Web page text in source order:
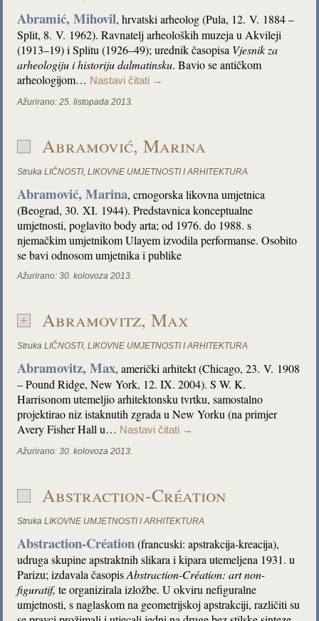
Abramić, Mihovil, hrvatski arheolog (Pula, 12. V. 1884 –
Split, 8. V. 1962). Ravnatelj arheoloških muzeja u Akvileji
(1913–19) i Splitu (1926–49); urednik časopisa Vjesnik za
arheologiju i historiju dalmatinsku. Bavio se antičkom
arheologijom… Nastavi čitati →
Ažurirano: 25. listopada 2013.
Abramović, Marina
Struka LIČNOSTI,LIKOVNE UMJETNOSTI I ARHITEKTURA
Abramović, Marina, crnogorska likovna umjetnica
(Beograd, 30. XI. 1944). Predstavnica konceptualne
umjetnosti, poglavito body arta; od 1976. do 1988. s
njemačkim umjetnikom Ulayem izvodila performanse. Osobito
se bavi odnosom umjetnika i publike
Ažurirano: 30. kolovoza 2013.
Abramovitz, Max
Struka LIČNOSTI,LIKOVNE UMJETNOSTI I ARHITEKTURA
Abramovitz, Max, američki arhitekt (Chicago, 23. V. 1908
– Pound Ridge, New York, 12. IX. 2004). S W. K.
Harrisonom utemeljio arhitektonsku tvrtku, samostalno
projektirao niz istaknutih zgrada u New Yorku (na primjer
Avery Fisher Hall u… Nastavi čitati →
Ažurirano: 30. kolovoza 2013.
Abstraction-Création
Struka LIKOVNE UMJETNOSTI I ARHITEKTURA
Abstraction-Création(francuski: apstrakcija-kreacija),
udruga skupine apstraktnih slikara i kipara utemeljena 1931. u
Parizu; izdavala časopisAbstraction-Création: art non-
figuratif, te organizirala izložbe. U okviru nefiguralne
umjetnosti, s naglaskom na geometrijskoj apstrakciji, različiti su